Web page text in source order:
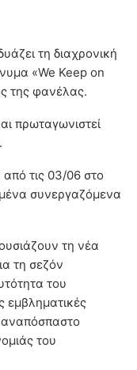
τη διαχρονική
«We Keep on
της φανέλας.
πρωταγωνιστεί
από τις 03/06 στο
συνεργαζόμενα
τη νέα
τη σεζόν
του
εμβληματικές
αναπόσπαστο
του